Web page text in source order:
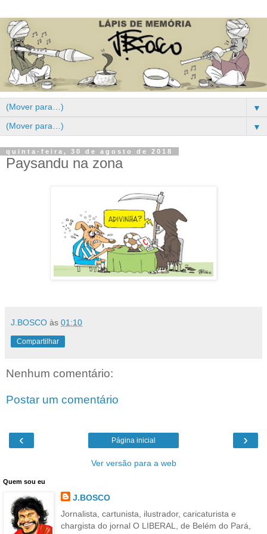
▼
▼
quinta-feira, 30 de agosto de 2018
Paysandu na zona
J.BOSCO às 01:10
Compartilhar
Nenhum comentário:
Postar um comentário
‹ ›
Página inicial
Ver versão para a web
Quem sou eu
J.BOSCO
Jornalista, cartunista, ilustrador, caricaturista e
chargista do jornal O LIBERAL, de Belém do Pará,